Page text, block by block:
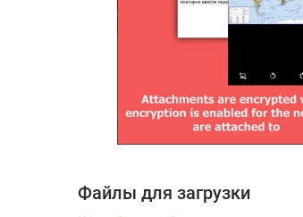
Файлы для загрузки